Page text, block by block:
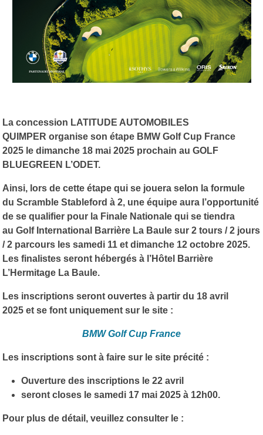
La concession LATITUDE AUTOMOBILES
QUIMPER organise son étape BMW Golf Cup France
2025 le dimanche 18 mai 2025 prochain au GOLF
BLUEGREEN L’ODET.
Ainsi, lors de cette étape qui se jouera selon la formule
du Scramble Stableford à 2, une équipe aura l’opportunité
de se qualifier pour la Finale Nationale qui se tiendra
au Golf International Barrière La Baule sur 2 tours / 2 jours
/ 2 parcours les samedi 11 et dimanche 12 octobre 2025.
Les finalistes seront hébergés à l’Hôtel Barrière
L’Hermitage La Baule.
Les inscriptions seront ouvertes à partir du 18 avril
2025 et se font uniquement sur le site :
BMW Golf Cup France
Les inscriptions sont à faire sur le site précité :
Ouverture des inscriptions le 22 avril
seront closes le samedi 17 mai 2025 à 12h00.
Pour plus de détail, veuillez consulter le :